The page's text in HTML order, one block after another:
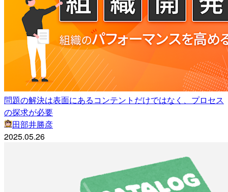
問題の解決は表面にあるコンテントだけではなく、プロセス
の探求が必要
田部井勝彦
2025.05.26